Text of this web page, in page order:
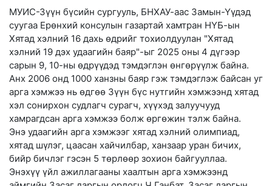
МУИС-Зүүн бүсийн сургууль, БНХАУ-аас Замын-Үүдэд
суугаа Ерөнхий консулын газартай хамтран НҮБ-ын
Хятад хэлний 16 дахь өдрийг тохиолдуулан "Хятад
хэлний 19 дэх удаагийн баяр"-ыг 2025 оны 4 дүгээр
сарын 9, 10-ны өдрүүдэд тэмдэглэн өнгөрүүлж байна.
Анх 2006 онд 1000 ханзны баяр гэж тэмдэглэж байсан уг
арга хэмжээ нь өдгөө Зүүн бүс нутгийн хэмжээнд хятад
хэл сонирхон судлагч сурагч, хүүхэд залуучууд
хамрагдсан арга хэмжээ болж өргөжин тэлж байна.
Энэ удаагийн арга хэмжээг хятад хэлний олимпиад,
хятад шүлэг, цаасан хайчилбар, ханзаар уран бичих,
бийр бичлэг гэсэн 5 төрлөөр зохион байгууллаа.
Энэхүү үйл ажиллагааны хаалтын арга хэмжээнд